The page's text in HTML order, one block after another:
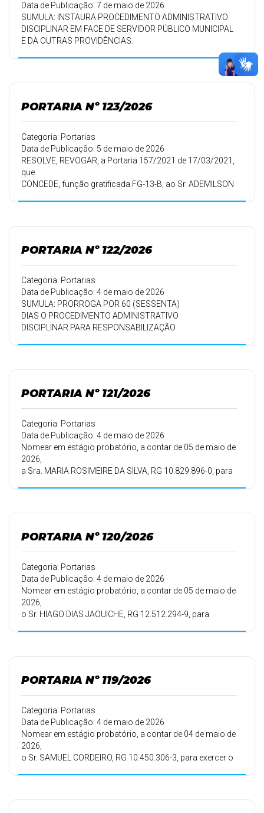
Data de Publicação: 7 de maio de 2026
SUMULA: INSTAURA PROCEDIMENTO ADMINISTRATIVO
DISCIPLINAR EM FACE DE SERVIDOR PÚBLICO MUNICIPAL
E DA OUTRAS PROVIDÊNCIAS.
PORTARIA Nº 123/2026
Categoria: Portarias
Data de Publicação: 5 de maio de 2026
RESOLVE, REVOGAR, a Portaria 157/2021 de 17/03/2021,
que
CONCEDE, função gratificada FG-13-B, ao Sr. ADEMILSON
PORTARIA Nº 122/2026
Categoria: Portarias
Data de Publicação: 4 de maio de 2026
SUMULA: PRORROGA POR 60 (SESSENTA)
DIAS O PROCEDIMENTO ADMINISTRATIVO
DISCIPLINAR PARA RESPONSABILIZAÇÃO
PORTARIA Nº 121/2026
Categoria: Portarias
Data de Publicação: 4 de maio de 2026
Nomear em estágio probatório, a contar de 05 de maio de
2026,
a Sra. MARIA ROSIMEIRE DA SILVA, RG 10.829.896-0, para
PORTARIA Nº 120/2026
Categoria: Portarias
Data de Publicação: 4 de maio de 2026
Nomear em estágio probatório, a contar de 05 de maio de
2026,
o Sr. HIAGO DIAS JAOUICHE, RG 12.512.294-9, para
PORTARIA Nº 119/2026
Categoria: Portarias
Data de Publicação: 4 de maio de 2026
Nomear em estágio probatório, a contar de 04 de maio de
2026,
o Sr. SAMUEL CORDEIRO, RG 10.450.306-3, para exercer o